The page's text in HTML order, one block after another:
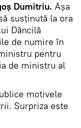
Dumitriu. Așa
susținută la ora
Dăncilă
de numire în
pentru
de ministru al
motivele
Surpriza este